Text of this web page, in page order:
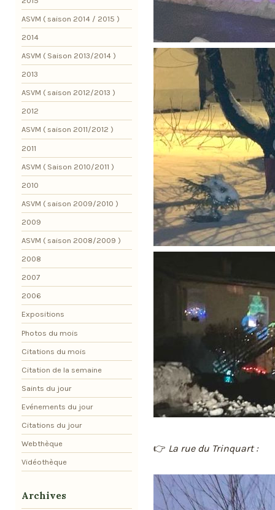
👉 La rue du Trinquart :
ASVM ( saison 2014 / 2015 )
2014
ASVM ( Saison 2013/2014 )
2013
ASVM ( saison 2012/2013 )
2012
ASVM ( saison 2011/2012 )
2011
ASVM ( Saison 2010/2011 )
2010
ASVM ( saison 2009/2010 )
2009
ASVM ( saison 2008/2009 )
2008
2007
2006
Expositions
Photos du mois
Citations du mois
Citation de la semaine
Saints du jour
Evénements du jour
Citations du jour
Webthèque
Vidéothèque
Archives